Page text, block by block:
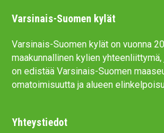
Varsinais-Suomen kylät
Varsinais-Suomen kylät on vuonna
maakunnallinen kylien
on edistää Varsinais-Suomen
omatoimisuutta ja alueen
Yhteystiedot